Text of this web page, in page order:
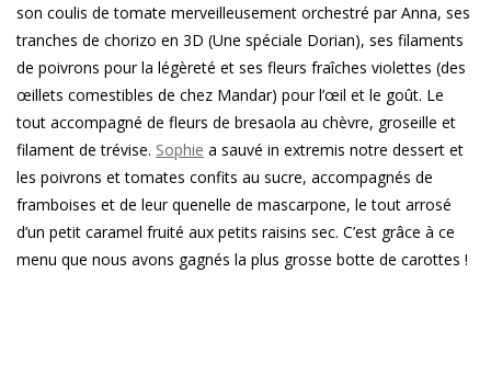
son coulis de tomate merveilleusement orchestré par Anna, ses
tranches de chorizo en 3D (Une spéciale Dorian), ses filaments
de poivrons pour la légèreté et ses fleurs fraîches violettes (des
œillets comestibles de chez Mandar) pour l’œil et le goût. Le
tout accompagné de fleurs de bresaola au chèvre, groseille et
filament de trévise. Sophie a sauvé in extremis notre dessert et
les poivrons et tomates confits au sucre, accompagnés de
framboises et de leur quenelle de mascarpone, le tout arrosé
d’un petit caramel fruité aux petits raisins sec. C’est grâce à ce
menu que nous avons gagnés la plus grosse botte de carottes !